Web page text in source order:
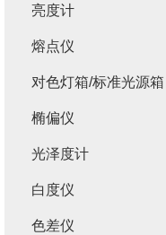
亮度计
熔点仪
对色灯箱/标准光源箱
椭偏仪
光泽度计
白度仪
色差仪